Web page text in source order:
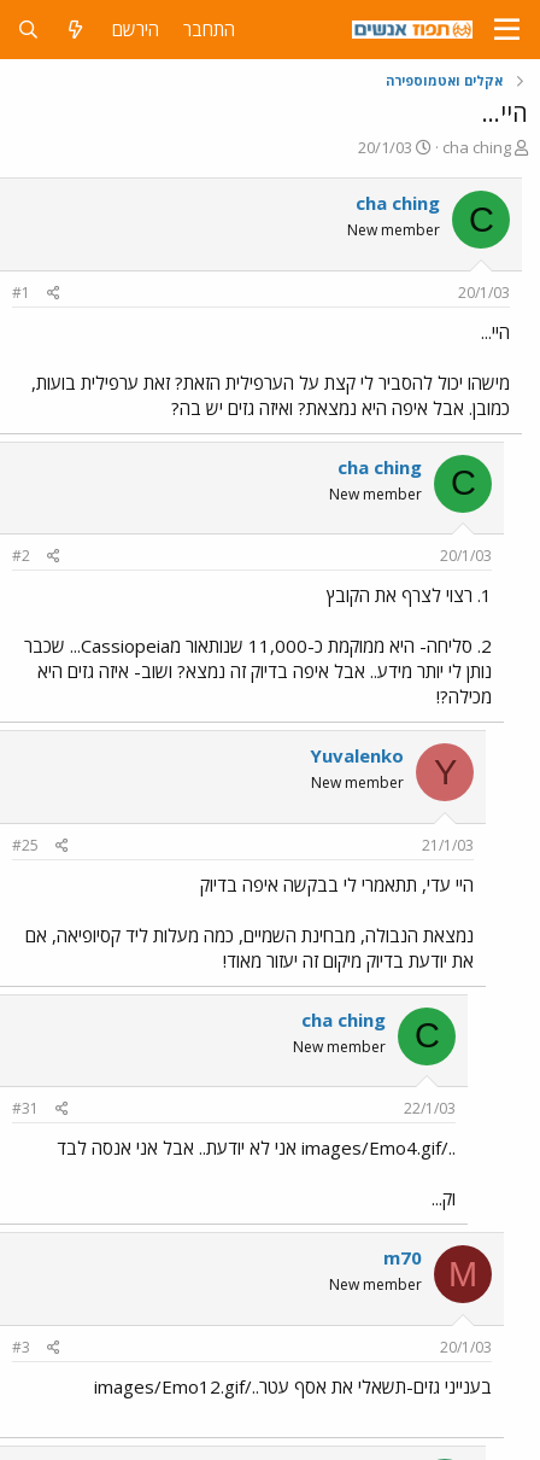
התחבר הירשם
אקלים ואטמוספירה
היי...
פ
ח
ה
ו
ש
cha ching
פ
ס
ם
ת
20/1/03
C
cha ching
New member
20/1/03
#1
היי...
מישהו יכול להסביר לי קצת על הערפילית הזאת? זאת ערפילית בועות,
כמובן. אבל איפה היא נמצאת? ואיזה גזים יש בה?
C
cha ching
New member
20/1/03
#2
1. רצוי לצרף את הקובץ
2. סליחה- היא ממוקמת כ-11,000 שנותאור מCassiopeia... שכבר
נותן לי יותר מידע.. אבל איפה בדיוק זה נמצא? ושוב- איזה גזים היא
מכילה?!
Y
Yuvalenko
New member
21/1/03
#25
היי עדי, תתאמרי לי בבקשה איפה בדיוק
נמצאת הנבולה, מבחינת השמיים, כמה מעלות ליד קסיופיאה, אם
את יודעת בדיוק מיקום זה יעזור מאוד!
C
cha ching
New member
22/1/03
#31
../images/Emo4.gif אני לא יודעת.. אבל אני אנסה לבד
וק...
M
m70
New member
20/1/03
#3
בענייני גזים-תשאלי את אסף עטר../images/Emo12.gif